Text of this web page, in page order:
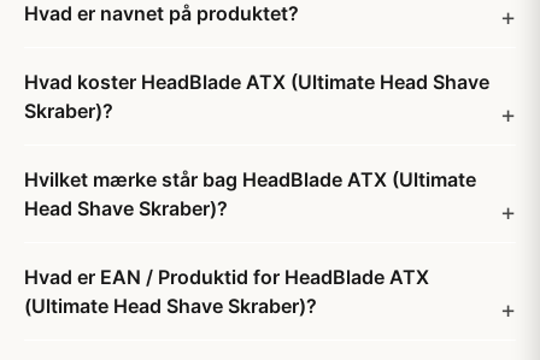
Hvad er navnet på produktet?
Hvad koster HeadBlade ATX (Ultimate Head Shave
Skraber)?
Hvilket mærke står bag HeadBlade ATX (Ultimate
Head Shave Skraber)?
Hvad er EAN / Produktid for HeadBlade ATX
(Ultimate Head Shave Skraber)?